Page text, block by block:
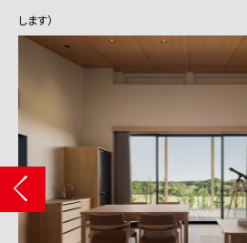
します）